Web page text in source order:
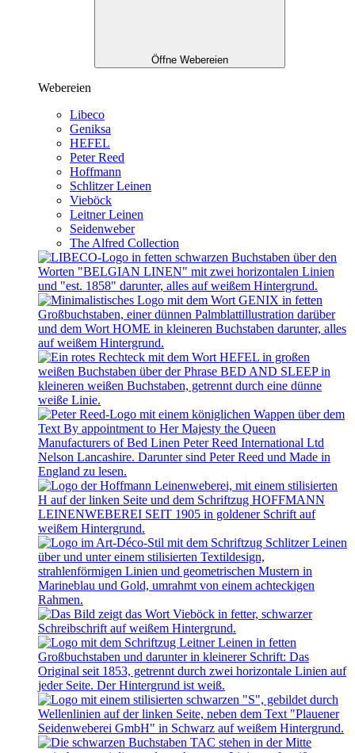
Öffne Webereien
Webereien
Libeco
Geniksa
HEFEL
Peter Reed
Hoffmann
Schlitzer Leinen
Vieböck
Leitner Leinen
Seidenweber
The Alfred Collection